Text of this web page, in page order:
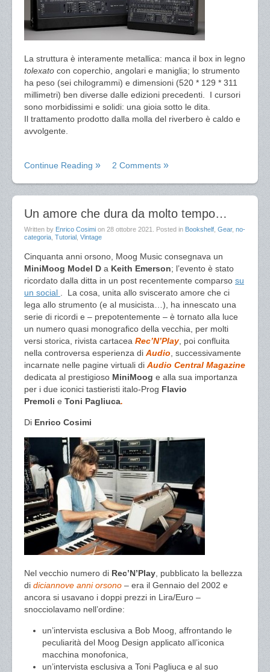
La struttura è interamente metallica: manca il box in legno
tolexato con coperchio, angolari e maniglia; lo strumento
ha peso (sei chilogrammi) e dimensioni (520 * 129 * 311
millimetri) ben diverse dalle edizioni precedenti.
I cursori
sono morbidissimi e solidi: una gioia sotto le dita.
Il trattamento prodotto dalla molla del riverbero è caldo e
avvolgente.
Continue Reading 2 Comments
Un amore che dura da molto tempo…
Written by Enrico Cosimi on 28 ottobre 2021 . Posted in Bookshelf Gear, no-
categoria Tutorial Vintage
Cinquanta anni orsono, Moog Music consegnava un
MiniMoog Model D a Keith Emerson; l’evento è stato
ricordato dalla ditta in un post recentemente comparso su
un social
. La cosa, unita allo sviscerato amore che ci
lega allo strumento (e al musicista…), ha innescato una
serie di ricordi e – prepotentemente – è tornato alla luce
un numero quasi monografico della vecchia, per molti
versi storica, rivista cartacea Rec’N’Play, poi confluita
nella controversa esperienza di Audio , successivamente
incarnate nelle pagine virtuali di Audio Central Magazine
dedicata al prestigioso MiniMoog e alla sua importanza
per i due iconici tastieristi italo-Prog Flavio
Premoli e Toni Pagliuca.
Di Enrico Cosimi
Nel vecchio numero di Rec’N’Play , pubblicato la bellezza
di diciannove anni orsono – era il Gennaio del 2002 e
ancora si usavano i doppi prezzi in Lira/Euro –
snocciolavamo nell’ordine:
un’intervista esclusiva a Bob Moog, affrontando le
peculiarità del Moog Design applicato all’iconica
macchina monofonica,
un’intervista esclusiva a Toni Pagliuca e al suo